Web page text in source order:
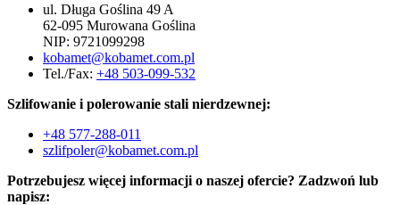
ul. Długa Goślina 49 A
62-095 Murowana Goślina
NIP: 9721099298
kobamet@kobamet.com.pl
Tel./Fax: +48 503-099-532
Szlifowanie i polerowanie stali nierdzewnej:
+48 577-288-011
szlifpoler@kobamet.com.pl
Potrzebujesz więcej informacji o naszej ofercie? Zadzwoń lub
napisz: